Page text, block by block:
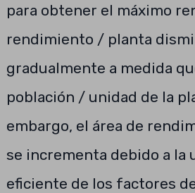
para obtener el máximo
rendimiento / planta
gradualmente a medida
población / unidad de la
embargo, el área de
se incrementa debido a la
eficiente de los factores